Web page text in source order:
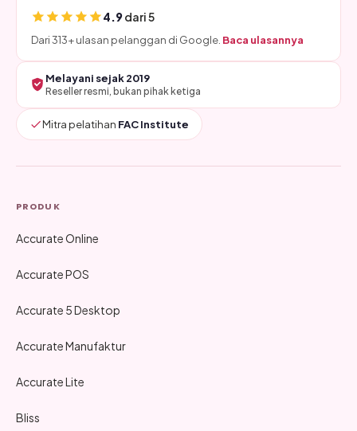
4.9dari 5
Dari 313+ ulasan pelanggan di Google. Baca ulasannya
Melayani sejak 2019
Reseller resmi, bukan pihak ketiga
Mitra pelatihan FAC Institute
PRODUK
Accurate Online
Accurate POS
Accurate 5 Desktop
Accurate Manufaktur
Accurate Lite
Bliss